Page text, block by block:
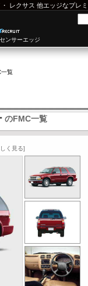
・ レクサス 他エッジなプレ
ンサーエッジ
一覧
のFMC一覧
く見る]